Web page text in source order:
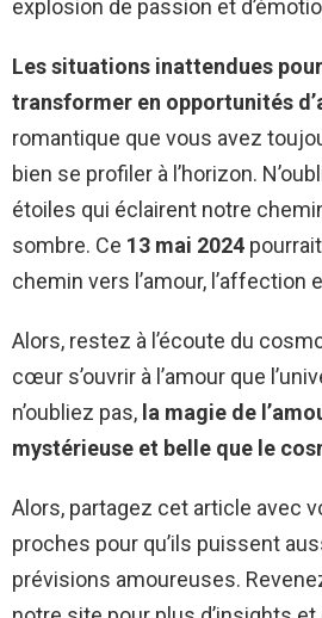
explosion de passion et
Les situations inattendues
transformer en opportunités
romantique que vous avez
bien se profiler à l’horizon.
étoiles qui éclairent notre
sombre. Ce 13 mai 2024
chemin vers l’amour, l’affection
Alors, restez à l’écoute du
cœur s’ouvrir à l’amour que
n’oubliez pas, la magie de
mystérieuse et belle que le
Alors, partagez cet article avec
proches pour qu’ils puissent
prévisions amoureuses.